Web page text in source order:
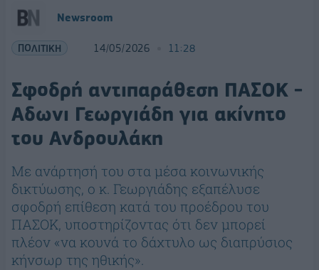
Newsroom
ΠΟΛΙΤΙΚΗ 14/05/2026 11:28
Σφοδρή αντιπαράθεση ΠΑΣΟΚ -
Αδωνι Γεωργιάδη για ακίνητο
του Ανδρουλάκη
Με ανάρτησή του στα μέσα κοινωνικής
δικτύωσης, ο κ. Γεωργιάδης εξαπέλυσε
σφοδρή επίθεση κατά του προέδρου του
ΠΑΣΟΚ, υποστηρίζοντας ότι δεν μπορεί
πλέον «να κουνά το δάχτυλο ως διαπρύσιος
κήνσωρ της ηθικής».